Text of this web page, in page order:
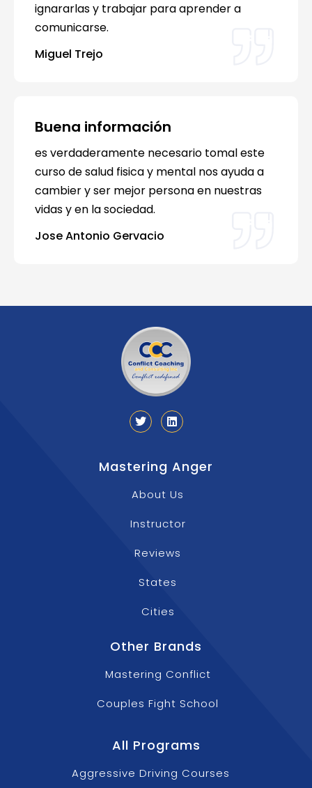
ignararlas y trabajar para aprender a
comunicarse.
Miguel Trejo
Buena información
es verdaderamente necesario tomal este
curso de salud fisica y mental nos ayuda a
cambier y ser mejor persona en nuestras
vidas y en la sociedad.
Jose Antonio Gervacio
Mastering Anger
About Us
Instructor
Reviews
States
Cities
Other Brands
Mastering Conflict
Couples Fight School
All Programs
Aggressive Driving Courses